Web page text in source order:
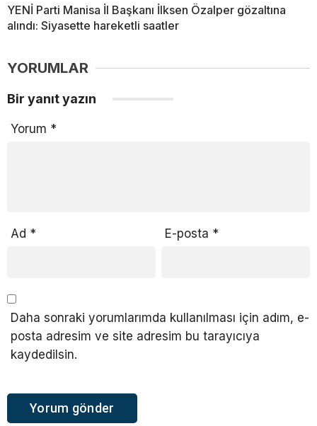
YENİ Parti Manisa İl Başkanı İlksen Özalper gözaltına
alındı: Siyasette hareketli saatler
YORUMLAR
Bir yanıt yazın
Yorum *
Ad * E-posta *
Daha sonraki yorumlarımda kullanılması için adım, e-
posta adresim ve site adresim bu tarayıcıya
kaydedilsin.